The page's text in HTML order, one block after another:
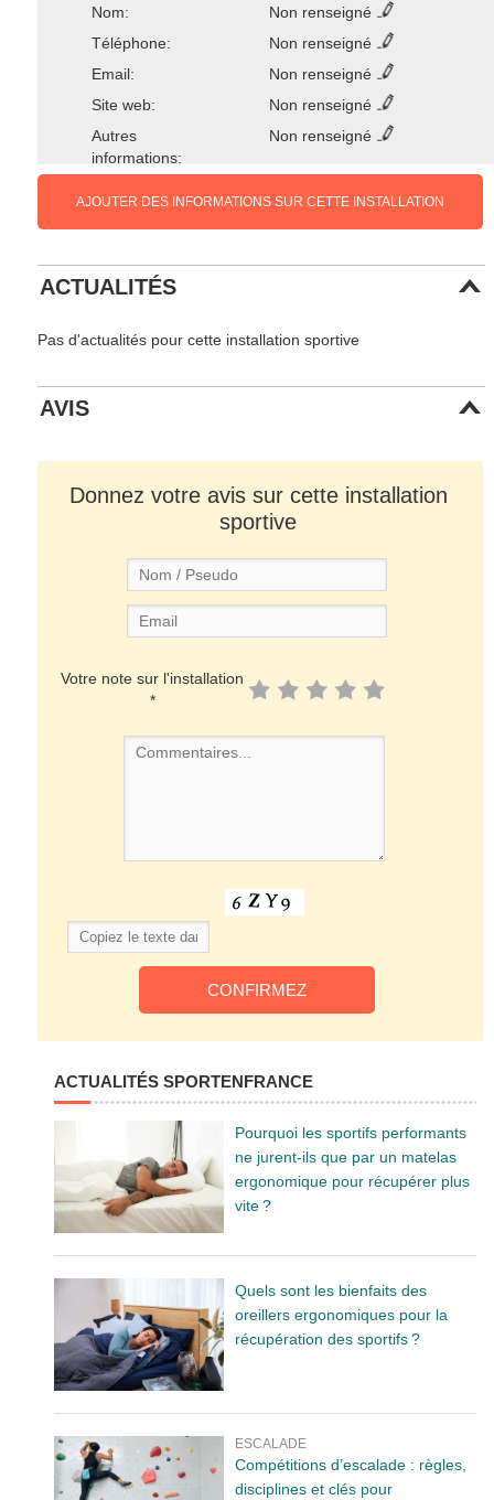
Nom:
Non renseigné
Téléphone:
Non renseigné
Email:
Non renseigné
Site web:
Non renseigné
Autres
informations:
Non renseigné
AJOUTER DES INFORMATIONS SUR CETTE INSTALLATION
ACTUALITÉS
Pas d'actualités pour cette installation sportive
AVIS
Donnez votre avis sur cette installation
sportive
Votre note sur l'installation
*
ACTUALITÉS SPORTENFRANCE
Pourquoi les sportifs performants
ne jurent-ils que par un matelas
ergonomique pour récupérer plus
vite ?
Quels sont les bienfaits des
oreillers ergonomiques pour la
récupération des sportifs ?
ESCALADE
Compétitions d’escalade : règles,
disciplines et clés pour